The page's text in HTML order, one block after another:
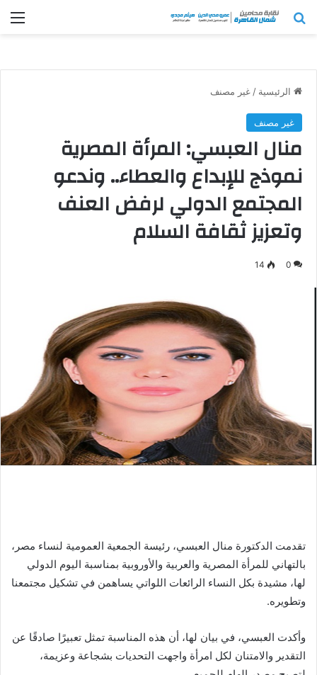
بحث عن
الرئيسية / غير مصنف
غير مصنف
منال العبسي: المرأة المصرية
نموذج للإبداع والعطاء.. وندعو
المجتمع الدولي لرفض العنف
وتعزيز ثقافة السلام
0
14
تقدمت الدكتورة منال العبسي، رئيسة الجمعية العمومية لنساء مصر،
بالتهاني للمرأة المصرية والعربية والأوروبية بمناسبة اليوم الدولي
لها، مشيدة بكل النساء الرائعات اللواتي يساهمن في تشكيل مجتمعنا
وتطويره.
وأكدت العبسي، في بيان لها، أن هذه المناسبة تمثل تعبيرًا صادقًا عن
التقدير والامتنان لكل امرأة واجهت التحديات بشجاعة وعزيمة،